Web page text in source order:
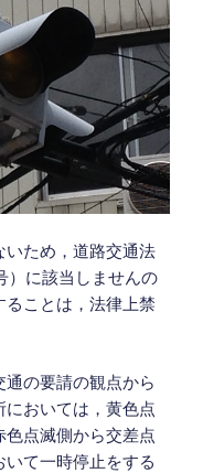
いため，道路交通法
）に該当しませんの
ことは，法律上禁
通の要請の観点から
おいては，黄色点
点滅側から交差点
て一時停止をする